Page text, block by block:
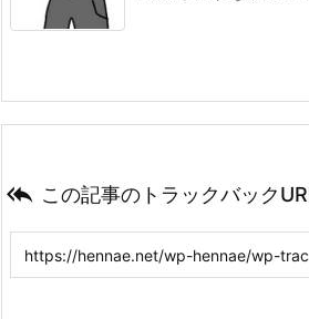
 この記事のトラックバック